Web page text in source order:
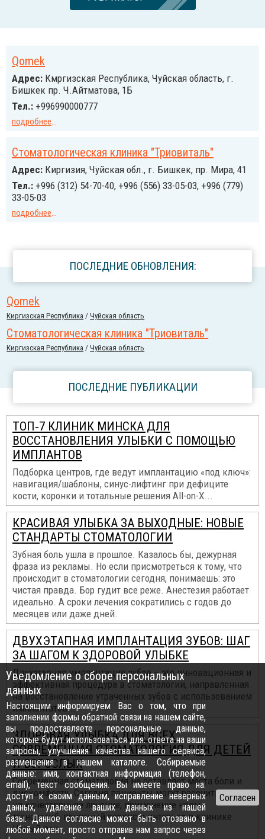
Qomek
Адрес: Кмргизская Республика, Чуйская область, г.
Бишкек пр. Ч.Айтматова, 1Б
Тел.: +996990000777
подробнее...
Стоматологическая клиника "Триовиталь"
Адрес: Киргизия, Чуйская обл., г. Бишкек, пр. Мира, 41
Тел.: +996 (312) 54-70-40, +996 (556) 33-05-03, +996 (779)
33-05-03
подробнее...
ПОСЛЕДНИЕ ОБНОВЛЕНИЯ:
Qomek
Киргизская Республика /Чуйская область
Стоматологическая клиника "Триовиталь"
Киргизская Республика /Чуйская область
ПОСЛЕДНИЕ ПУБЛИКАЦИИ
ТОП‑7 КЛИНИК МИНСКА ДЛЯ
ВОССТАНОВЛЕНИЯ УЛЫБКИ С ПОМОЩЬЮ
ИМПЛАНТОВ
Подборка центров, где ведут имплантацию «под ключ»:
навигация/шаблоны, синус-лифтинг при дефиците
кости, коронки и тотальные решения All-on-X...
КРАСИВАЯ УЛЫБКА ЗА ВЫХОДНЫЕ: НОВЫЕ
СТАНДАРТЫ СТОМАТОЛОГИИ
Зубная боль ушла в прошлое. Казалось бы, дежурная
фраза из рекламы. Но если присмотреться к тому, что
происходит в стоматологии сегодня, понимаешь: это
чистая правда. Бор гудит все реже. Анестезия работает
идеально. А сроки лечения сократились с годов до
месяцев или даже дней.
ДВУХЭТАПНАЯ ИМПЛАНТАЦИЯ ЗУБОВ: ШАГ
ЗА ШАГОМ К ЗДОРОВОЙ УЛЫБКЕ
Двухэтапная имплантация зубов – это инновационная и
эффективная процедура в стоматологии, направленная
на восстановление утраченных зубов с использованием
имплантатов...
ЗДОРОВАЯ УЛЫБКА ДЛЯ ВСЕХ:
СОВРЕМЕННАЯ СТОМАТОЛОГИЯ ДЛЯ ДЕТЕЙ
И ВЗРОСЛЫХ
Современная стоматология не оставляет места боли и
дискомфорту. Сегодня пациенты могут рассчитывать
на качественное лечение, применение новых
технологий, приятный сервис и интерьер в клинике
Новый век.
Уведомление о сборе персональных
данных
Настоящим информируем Вас о том, что при
заполнении формы обратной связи на нашем сайте,
вы предоставляете персональные данные,
которые будут использоваться для: ответа на ваши
запросы, улучшения качества нашего сервиса,
размещения в нашем каталоге. Собираемые
данные: имя, контактная информация (телефон,
email), текст сообщения. Вы имеете право на:
доступ к своим данным, исправление неверных
данных, удаление ваших данных из нашей
базы. Данное согласие может быть отозвано в
любой момент, просто отправив нам запрос через